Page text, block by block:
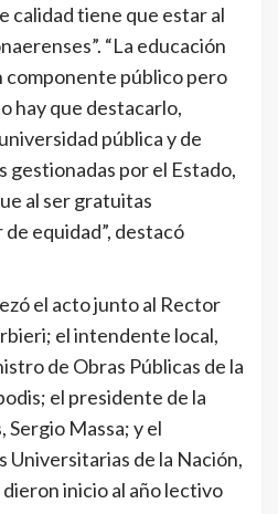
calidad tiene que estar al
“La educación
componente público pero
hay que destacarlo,
pública y de
gestionadas por el Estado,
al ser gratuitas
equidad”, destacó
el acto junto al Rector
el intendente local,
de Obras Públicas de la
el presidente de la
Sergio Massa; y el
Universitarias de la Nación,
inicio al año lectivo